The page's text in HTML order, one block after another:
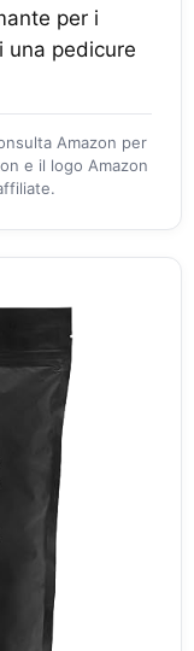
per i
una pedicure
Amazon per
e il logo Amazon